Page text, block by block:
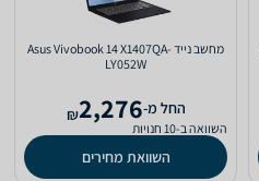
מחשב נייד Asus Vivobook 14 X1407QA-
LY052W
‫החל מ-2,276
₪
השוואה ב-10 חנויות
השוואת מחירים